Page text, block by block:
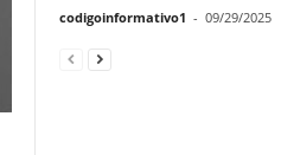
codigoinformativo1 - 09/29/2025